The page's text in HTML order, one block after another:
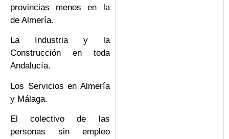
provincias menos en la
de Almería.
La Industria y la
Construcción en toda
Andalucía.
Los Servicios en Almería
y Málaga.
El colectivo de las
personas sin empleo